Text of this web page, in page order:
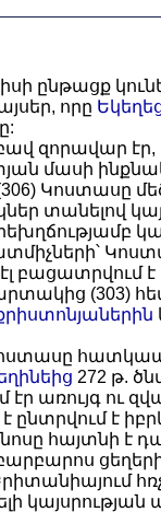
ընթացք
որը
զորավար էր,
մասի
Կոստասը
տանելով
բացատրվում
(303)
272 թ.
էր առույգ ու
ընտրվում է
հայտնի է